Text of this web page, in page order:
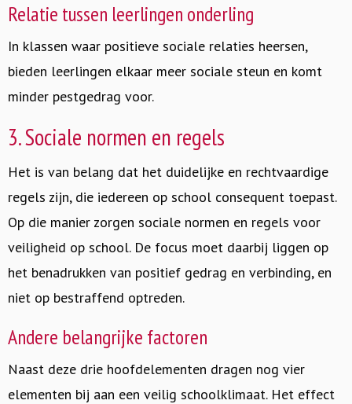
Relatie tussen leerlingen onderling
In klassen waar positieve sociale relaties heersen,
bieden leerlingen elkaar meer sociale steun en komt
minder pestgedrag voor.
3. Sociale normen en regels
Het is van belang dat het duidelijke en rechtvaardige
regels zijn, die iedereen op school consequent toepast.
Op die manier zorgen sociale normen en regels voor
veiligheid op school. De focus moet daarbij liggen op
het benadrukken van positief gedrag en verbinding, en
niet op bestraffend optreden.
Andere belangrijke factoren
Naast deze drie hoofdelementen dragen nog vier
elementen bij aan een veilig schoolklimaat. Het effect